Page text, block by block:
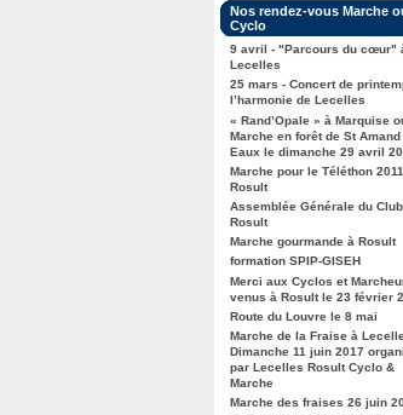
Dans
la
rubrique
:
Nos rendez-vous Marche
Cyclo
9 avril - "Parcours du cœur"
Lecelles
25 mars - Concert de
l’harmonie de Lecelles
« Rand’Opale » à Marquise
Marche en forêt de St Amand
Eaux le dimanche 29 avril
Marche pour le Téléthon
Rosult
Assemblée Générale du
Rosult
Marche gourmande à Rosult
formation SPIP-GISEH
Merci aux Cyclos et
venus à Rosult le 23 février
Route du Louvre le 8 mai
Marche de la Fraise à
Dimanche 11 juin 2017
par Lecelles Rosult Cyclo &
Marche
Marche des fraises 26 juin